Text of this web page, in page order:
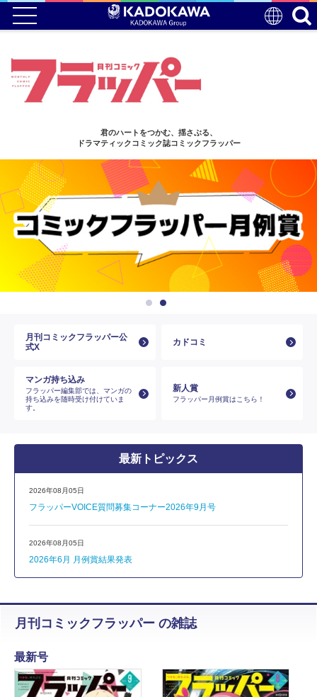
君のハートをつかむ、揺さぶる、
ドラマティックコミック誌コミックフラッパー
月刊コミックフラッパー公
式X
カドコミ
マンガ持ち込み
フラッパー編集部では、マンガの
持ち込みを随時受け付けていま
す。
新人賞
フラッパー月例賞はこちら！
最新トピックス
2026年08月05日
フラッパーVOICE質問募集コーナー2026年9月号
2026年08月05日
2026年6月 月例賞結果発表
月刊コミックフラッパー の雑誌
最新号